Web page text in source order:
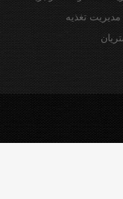
مديريت تغذيه